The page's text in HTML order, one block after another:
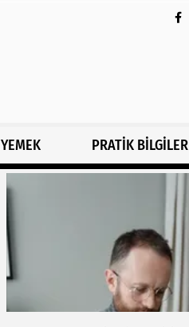
YEMEK PRATİK BİLGİLER